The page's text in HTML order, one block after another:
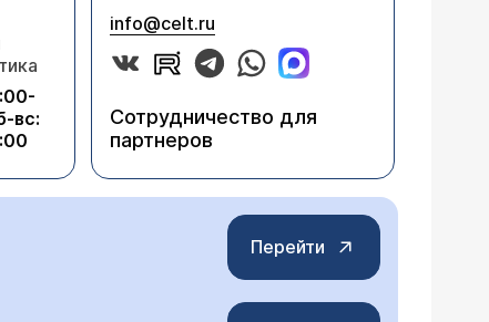
вс:
info@celt.ru
Сотрудничество для
партнеров
Перейти